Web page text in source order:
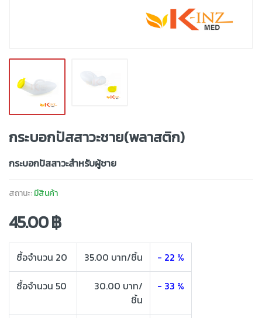
กระบอกปัสสาวะชาย(พลาสติก)
กระบอกปัสสาวะสำหรับผู้ชาย
สถานะ:มีสินค้า
45.00 ฿
ซื้อจำนวน 20 35.00 บาท/ชิ้น - 22 %
ซื้อจำนวน 50
30.00 บาท/
ชิ้น
- 33 %